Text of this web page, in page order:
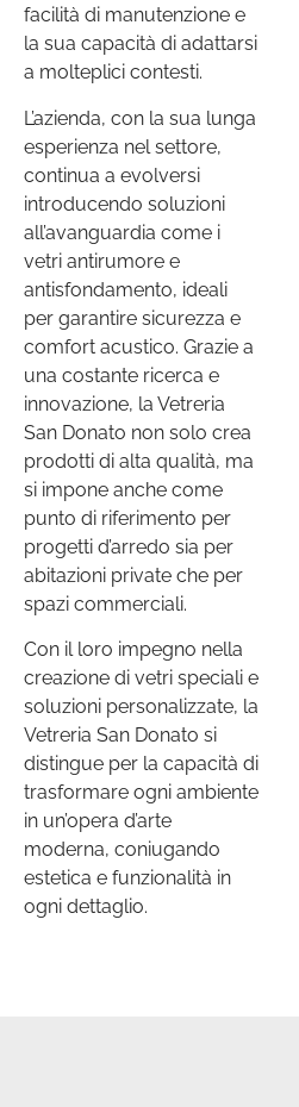
facilità di manutenzione e
la sua capacità di adattarsi
a molteplici contesti.
L’azienda, con la sua lunga
esperienza nel settore,
continua a evolversi
introducendo soluzioni
all’avanguardia come i
vetri antirumore e
antisfondamento, ideali
per garantire sicurezza e
comfort acustico. Grazie a
una costante ricerca e
innovazione, la Vetreria
San Donato non solo crea
prodotti di alta qualità, ma
si impone anche come
punto di riferimento per
progetti d’arredo sia per
abitazioni private che per
spazi commerciali.
Con il loro impegno nella
creazione di vetri speciali e
soluzioni personalizzate, la
Vetreria San Donato si
distingue per la capacità di
trasformare ogni ambiente
in un’opera d’arte
moderna, coniugando
estetica e funzionalità in
ogni dettaglio.